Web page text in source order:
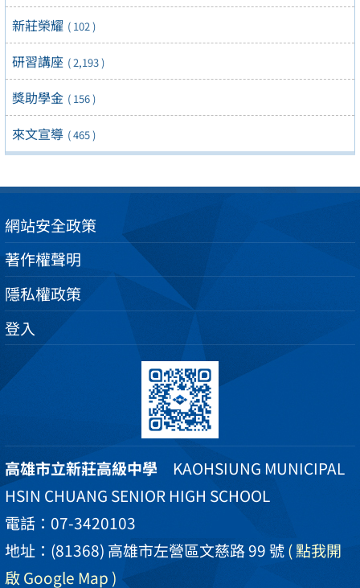
新莊榮耀 ( 102 )
研習講座 ( 2,193 )
獎助學金 ( 156 )
來文宣導 ( 465 )
網站安全政策
著作權聲明
隱私權政策
登入
高雄市立新莊高級中學 KAOHSIUNG MUNICIPAL
HSIN CHUANG SENIOR HIGH SCHOOL
電話：07-3420103
地址：(81368) 高雄市左營區文慈路 99 號( 點我開
啟 Google Map )